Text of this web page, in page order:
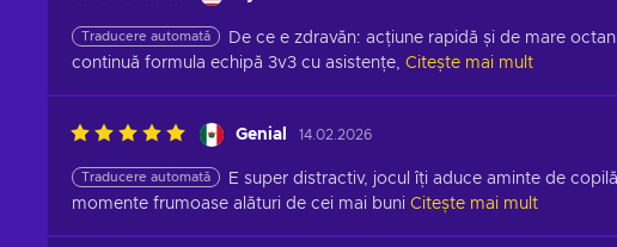
Traducere automată
De ce e zdravăn: acțiune rapidă și de mare
continuă formula echipă 3v3 cu asistențe, Citește mai mult
Genial 14.02.2026
Traducere automată
E super distractiv, jocul îți aduce aminte de
momente frumoase alături de cei mai buni Citește mai mult